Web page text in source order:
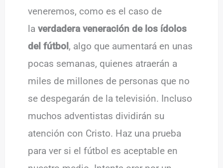
veneremos, como es el caso de
laverdadera veneración de los ídolos
del fútbol, algo que aumentará en unas
pocas semanas, quienes atraerán a
miles de millones de personas que no
se despegarán de la televisión. Incluso
muchos adventistas dividirán su
atención con Cristo. Haz una prueba
para ver si el fútbol es aceptable en